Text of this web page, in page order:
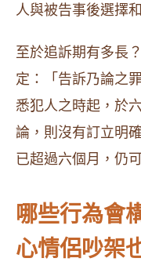
人與被告事後選擇
至於追訴期有多長
定：「告訴乃論之
悉犯人之時起，於
論，則沒有訂立明
已超過六個月，仍
哪些行為會
心情侶吵架